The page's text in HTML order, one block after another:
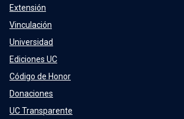
Extensión
Vinculación
Universidad
Ediciones UC
Código de Honor
Donaciones
UC Transparente